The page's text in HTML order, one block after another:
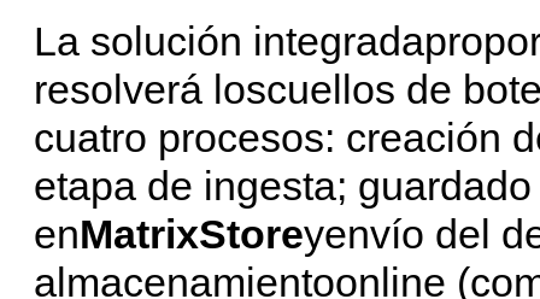
La solución
resolverá loscuellos de
cuatro procesos: creación
etapa de ingesta;
enMatrixStoreyenvío del
almacenamientoonline